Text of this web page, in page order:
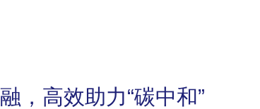
，高效助力“碳中和”